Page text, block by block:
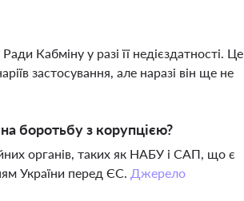
Кабміну у разі її недієздатності. Це
застосування, але наразі він ще не
боротьбу з корупцією?
органів, таких як НАБУ і САП, що є
України перед ЄС. Джерело